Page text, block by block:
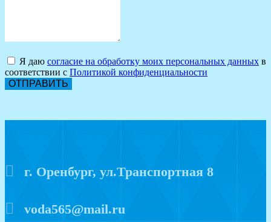
Я даю согласие на обработку моих персональных данных в
соответствии с Политикой конфиденциальности
ОТПРАВИТЬ
г. Оренбург, ул.Транспортная 8
voda565@mail.ru